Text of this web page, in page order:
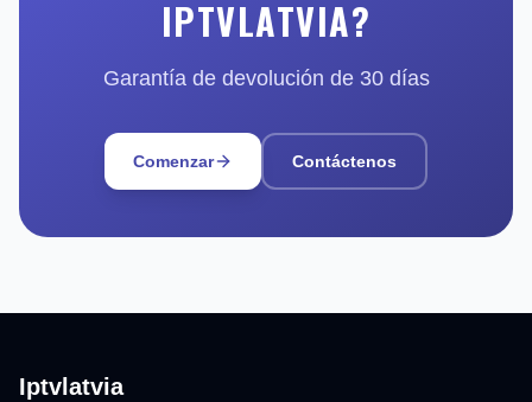
IPTVLATVIA?
Garantía de devolución de 30 días
Comenzar Contáctenos
Iptvlatvia